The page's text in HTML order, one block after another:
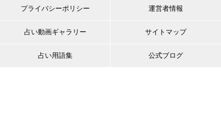
プライバシーポリシー
占い動画ギャラリー
占い用語集
運営者情報
サイトマップ
公式ブログ